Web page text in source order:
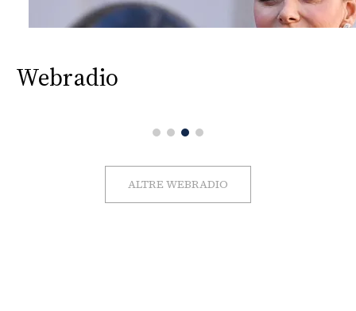
Webradio
ALTRE WEBRADIO